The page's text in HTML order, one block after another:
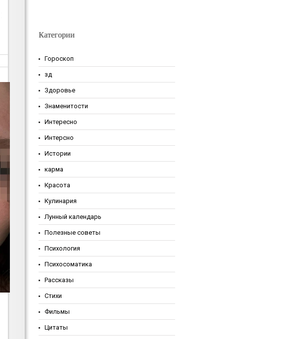
Категории
Гороскоп
зд
Здоровье
Знаменитости
Интересно
Интерсно
Истории
карма
Красота
Кулинария
Лунный календарь
Полезные советы
Психология
Психосоматика
Рассказы
Стихи
Фильмы
Цитаты